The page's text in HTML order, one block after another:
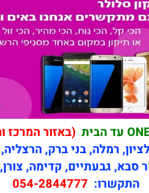
(באזור המרכז
רמלה, בני ברק, הרצליה,
סבא, גבעתיים, קדימה,
התקשרו: 054-2844777